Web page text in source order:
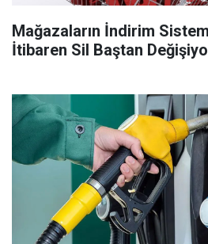
Mağazaların İndirim
İtibaren Sil Baştan